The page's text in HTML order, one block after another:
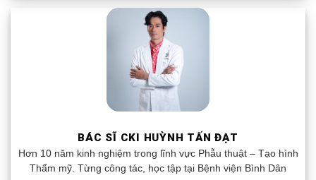
BÁC SĨ CKI HUỲNH TẤN ĐẠT
Hơn 10 năm kinh nghiệm trong lĩnh vực Phẫu thuật – Tạo hình
Thẩm mỹ. Từng công tác, học tập tại Bệnh viện Bình Dân